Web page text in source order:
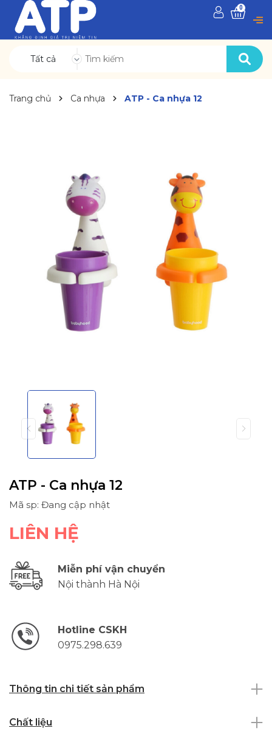
Tất cả
0
Trang chủ Ca nhựa ATP - Ca nhựa 12
ATP - Ca nhựa 12
Mã sp: Đang cập nhật
LIÊN HỆ
Miễn phí vận chuyển
Nội thành Hà Nội
Hotline CSKH
0975.298.639
Thông tin chi tiết sản phẩm
Chất liệu